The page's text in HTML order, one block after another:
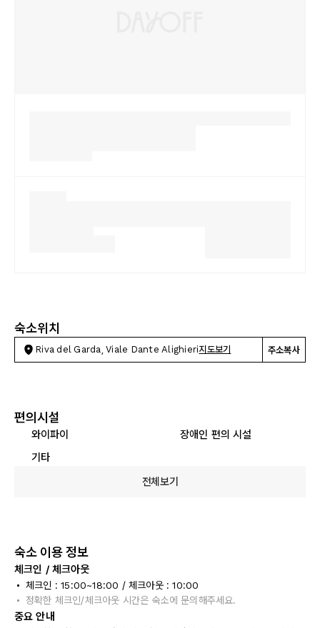
숙소위치
Riva del Garda, Viale Dante Alighieri지도보기 주소복사
편의시설
와이파이
장애인 편의 시설
기타
전체보기
숙소 이용 정보
체크인 / 체크아웃
체크인 : 15:00~18:00 / 체크아웃 : 10:00
정확한 체크인/체크아웃 시간은 숙소에 문의해주세요.
중요 안내